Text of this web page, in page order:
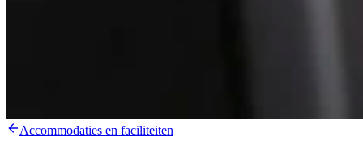
Accommodaties en faciliteiten